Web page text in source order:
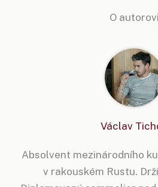
O autorovi
Václav
Absolvent mezinárodního
v rakouském Rustu.